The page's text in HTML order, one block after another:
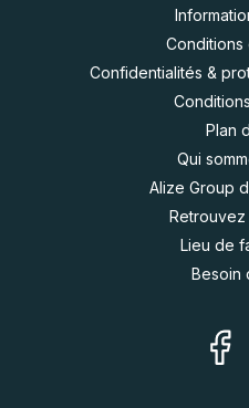
Conditions
Confidentialités &
Plan
Qui
Alize Group
Lieu de
Besoin